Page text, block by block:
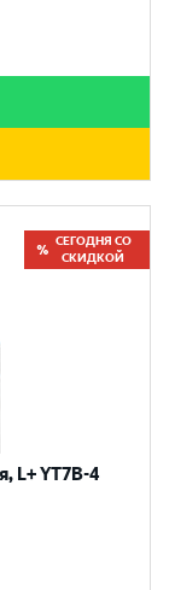
СЕГОДНЯ СО
СКИДКОЙ
L+ YT7B-4